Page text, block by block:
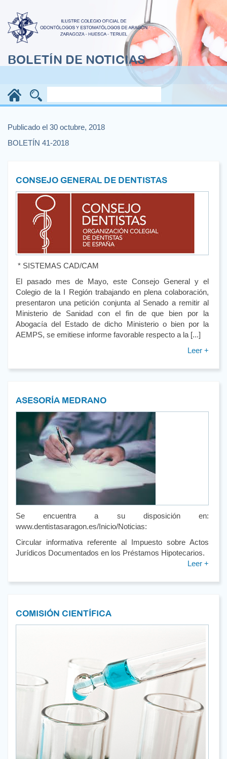
BOLETÍN DE NOTICIAS
Publicado el 30 octubre, 2018
BOLETÍN 41-2018
CONSEJO GENERAL DE DENTISTAS
* SISTEMAS CAD/CAM
El pasado mes de Mayo, este Consejo General y el
Colegio de la I Región trabajando en plena colaboración,
presentaron una petición conjunta al Senado a remitir al
Ministerio de Sanidad con el fin de que bien por la
Abogacía del Estado de dicho Ministerio o bien por la
AEMPS, se emitiese informe favorable respecto a la [...]
Leer +
ASESORÍA MEDRANO
Se encuentra a su disposición en:
www.dentistasaragon.es/Inicio/Noticias:
Circular informativa referente al Impuesto sobre Actos
Jurídicos Documentados en los Préstamos Hipotecarios.
Leer +
COMISIÓN CIENTÍFICA